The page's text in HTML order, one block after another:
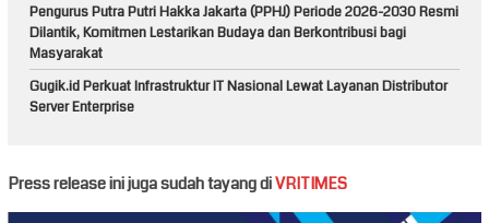
Pengurus Putra Putri Hakka Jakarta (PPHJ) Periode 2026-2030 Resmi
Dilantik, Komitmen Lestarikan Budaya dan Berkontribusi bagi
Masyarakat
Gugik.id Perkuat Infrastruktur IT Nasional Lewat Layanan Distributor
Server Enterprise
Press release ini juga sudah tayang diVRITIMES